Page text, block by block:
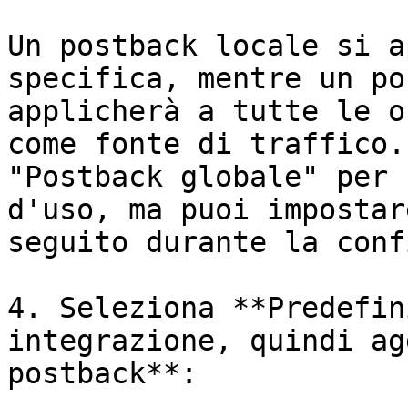
Un postback locale si
specifica, mentre un
applicherà a tutte le
come fonte di traffico.
"Postback globale" per
d'uso, ma puoi
seguito durante la
4. Seleziona
integrazione, quindi
postback**: